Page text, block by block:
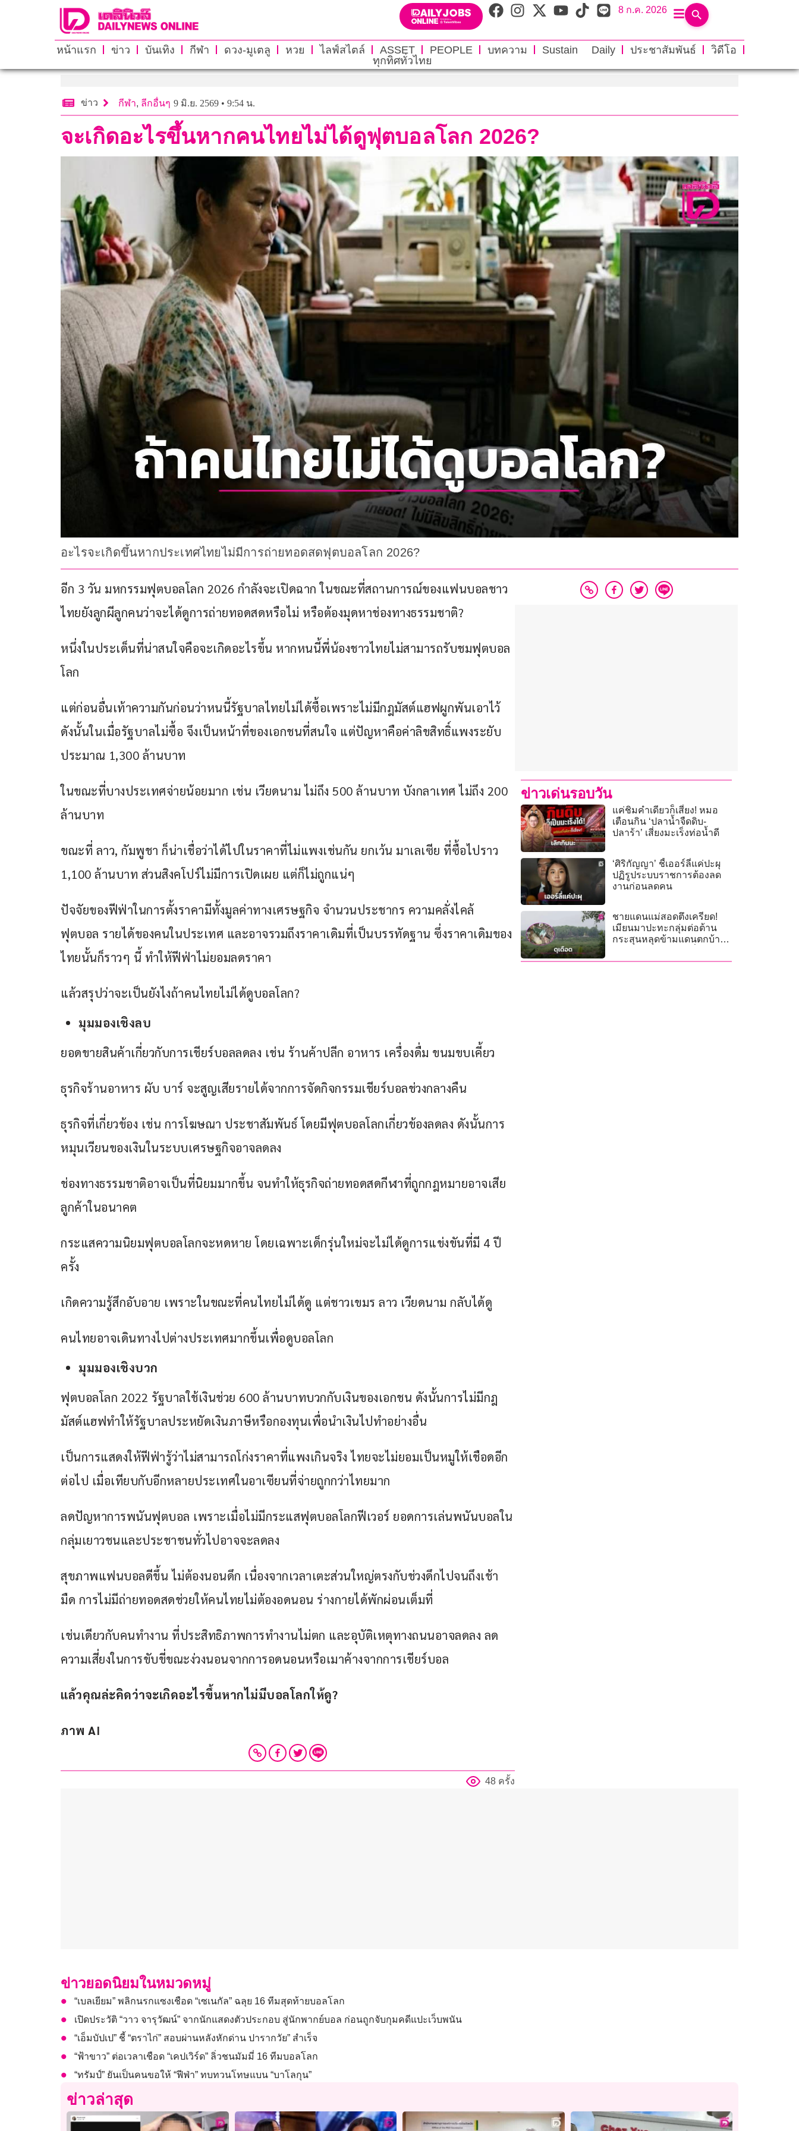
8 ก.ค. 2026
หน้าแรก ข่าว บันเทิง กีฬา ดวง-มูเตลู หวย ไลฟ์สไตล์ ASSET PEOPLE บทความ Sustain Daily ประชาสัมพันธ์
วิดีโอ
ทุกทิศทั่วไทย
ข่าว กีฬา, ลีกอื่นๆ 9 มิ.ย. 2569 • 9:54 น.
จะเกิดอะไรขึ้นหากคนไทยไม่ได้ดูฟุตบอลโลก 2026?
อะไรจะเกิดขึ้นหากประเทศไทยไม่มีการถ่ายทอดสดฟุตบอลโลก 2026?
อีก 3 วัน มหกรรมฟุตบอลโลก 2026 กำลังจะเปิดฉาก ในขณะที่สถานการณ์ของแฟนบอลชาว
ไทยยังลูกผีลูกคนว่าจะได้ดูการถ่ายทอดสดหรือไม่ หรือต้องมุดหาช่องทางธรรมชาติ?
หนึ่งในประเด็นที่น่าสนใจคือจะเกิดอะไรขึ้น หากหนนี้พี่น้องชาวไทยไม่สามารถรับชมฟุตบอล
โลก
แต่ก่อนอื่นเท้าความกันก่อนว่าหนนี้รัฐบาลไทยไม่ได้ซื้อเพราะไม่มีกฎมัสต์แฮฟผูกพันเอาไว้
ดังนั้นในเมื่อรัฐบาลไม่ซื้อ จึงเป็นหน้าที่ของเอกชนที่สนใจ แต่ปัญหาคือค่าลิขสิทธิ์แพงระยับ
ประมาณ 1,300 ล้านบาท
ในขณะที่บางประเทศจ่ายน้อยมาก เช่น เวียดนาม ไม่ถึง 500 ล้านบาท บังกลาเทศ ไม่ถึง 200
ล้านบาท
ขณะที่ ลาว, กัมพูชา ก็น่าเชื่อว่าได้ไปในราคาที่ไม่แพงเช่นกัน ยกเว้น มาเลเซีย ที่ซื้อไปราว
1,100 ล้านบาท ส่วนสิงคโปร์ไม่มีการเปิดเผย แต่ก็ไม่ถูกแน่ๆ
ปัจจัยของฟีฟ่าในการตั้งราคามีทั้งมูลค่าทางเศรษฐกิจ จำนวนประชากร ความคลั่งไคล้
ฟุตบอล รายได้ของคนในประเทศ และอาจรวมถึงราคาเดิมที่เป็นบรรทัดฐาน ซึ่งราคาเดิมของ
ไทยนั้นก็ราวๆ นี้ ทำให้ฟีฟ่าไม่ยอมลดราคา
แล้วสรุปว่าจะเป็นยังไงถ้าคนไทยไม่ได้ดูบอลโลก?
มุมมองเชิงลบ
ยอดขายสินค้าเกี่ยวกับการเชียร์บอลลดลง เช่น ร้านค้าปลีก อาหาร เครื่องดื่ม ขนมขบเคี้ยว
ธุรกิจร้านอาหาร ผับ บาร์ จะสูญเสียรายได้จากการจัดกิจกรรมเชียร์บอลช่วงกลางคืน
ธุรกิจที่เกี่ยวข้อง เช่น การโฆษณา ประชาสัมพันธ์ โดยมีฟุตบอลโลกเกี่ยวข้องลดลง ดังนั้นการ
หมุนเวียนของเงินในระบบเศรษฐกิจอาจลดลง
ช่องทางธรรมชาติอาจเป็นที่นิยมมากขึ้น จนทำให้ธุรกิจถ่ายทอดสดกีฬาที่ถูกกฎหมายอาจเสีย
ลูกค้าในอนาคต
กระแสความนิยมฟุตบอลโลกจะหดหาย โดยเฉพาะเด็กรุ่นใหม่จะไม่ได้ดูการแข่งขันที่มี 4 ปี
ครั้ง
เกิดความรู้สึกอับอาย เพราะในขณะที่คนไทยไม่ได้ดู แต่ชาวเขมร ลาว เวียดนาม กลับได้ดู
คนไทยอาจเดินทางไปต่างประเทศมากขึ้นเพื่อดูบอลโลก
มุมมองเชิงบวก
ฟุตบอลโลก 2022 รัฐบาลใช้เงินช่วย 600 ล้านบาทบวกกับเงินของเอกชน ดังนั้นการไม่มีกฎ
มัสต์แฮฟทำให้รัฐบาลประหยัดเงินภาษีหรือกองทุนเพื่อนำเงินไปทำอย่างอื่น
เป็นการแสดงให้ฟีฟ่ารู้ว่าไม่สามารถโก่งราคาที่แพงเกินจริง ไทยจะไม่ยอมเป็นหมูให้เชือดอีก
ต่อไป เมื่อเทียบกับอีกหลายประเทศในอาเซียนที่จ่ายถูกกว่าไทยมาก
ลดปัญหาการพนันฟุตบอล เพราะเมื่อไม่มีกระแสฟุตบอลโลกฟีเวอร์ ยอดการเล่นพนันบอลใน
กลุ่มเยาวชนและประชาชนทั่วไปอาจจะลดลง
สุขภาพแฟนบอลดีขึ้น ไม่ต้องนอนดึก เนื่องจากเวลาเตะส่วนใหญ่ตรงกับช่วงดึกไปจนถึงเช้า
มืด การไม่มีถ่ายทอดสดช่วยให้คนไทยไม่ต้องอดนอน ร่างกายได้พักผ่อนเต็มที่
เช่นเดียวกับคนทำงาน ที่ประสิทธิภาพการทำงานไม่ตก และอุบัติเหตุทางถนนอาจลดลง ลด
ความเสี่ยงในการขับขี่ขณะง่วงนอนจากการอดนอนหรือเมาค้างจากการเชียร์บอล
แล้วคุณล่ะคิดว่าจะเกิดอะไรขึ้นหากไม่มีบอลโลกให้ดู?
ภาพ AI
48 ครั้ง
ข่าวเด่นรอบวัน
แค่ชิมคำเดียวก็เสี่ยง! หมอ
เตือนกิน ‘ปลาน้ำจืดดิบ-
ปลาร้า’ เสี่ยงมะเร็งท่อน้ำดี
‘ศิริกัญญา’ ชี้เออร์ลี่แค่ปะผุ
ปฏิรูประบบราชการต้องลด
ชายแดนแม่สอดตึงเครียด!
เมียนมาปะทะกลุ่มต่อต้าน
กระสุนหลุดข้ามแดนตกบ้าน
กำลัง
ข่าวยอดนิยมในหมวดหมู่
“เบลเยียม” พลิกนรกแซงเชือด “เซเนกัล” ฉลุย 16 ทีมสุดท้ายบอลโลก
เปิดประวัติ “วาว จารุวัฒน์” จากนักแสดงตัวประกอบ สู่นักพากย์บอล ก่อนถูกจับกุมคดีแปะเว็บพนัน
“เอ็มบัปเป” ชี้ “ตราไก่” สอบผ่านหลังหักด่าน ปารากวัย” สำเร็จ
“ฟ้าขาว” ต่อเวลาเชือด “เคปเวิร์ด” ลิ่วชนมัมมี่ 16 ทีมบอลโลก
“ทรัมป์” ยันเป็นคนขอให้ “ฟีฟ่า” ทบทวนโทษแบน “บาโลกุน”
ข่าวล่าสุด